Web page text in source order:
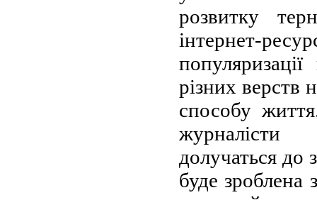
розвитку
інтернет-
різних верств
способу
журналісти
долучаться до
буде